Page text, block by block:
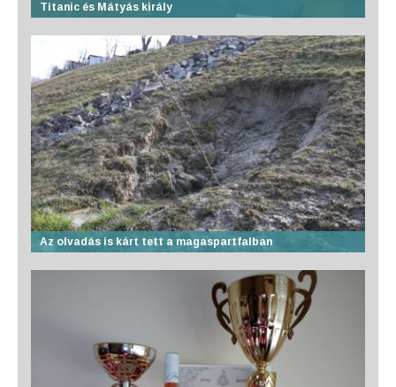
Titanic és Mátyás király
Az olvadás is kárt tett a magaspartfalban